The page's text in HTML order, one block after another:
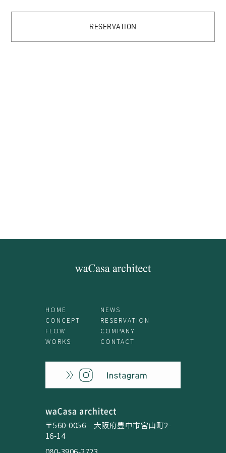
RESERVATION
HOME
CONCEPT
FLOW
WORKS
NEWS
RESERVATION
COMPANY
CONTACT
〒560-0056 大阪府豊中市宮山町2-
16-14